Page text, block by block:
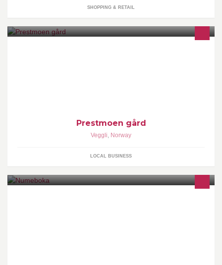
SHOPPING & RETAIL
Prestmoen gård
Veggli, Norway
LOCAL BUSINESS